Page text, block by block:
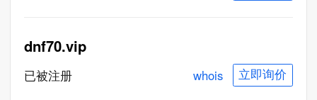
dnf70.vip
已被注册 whois 立即询价